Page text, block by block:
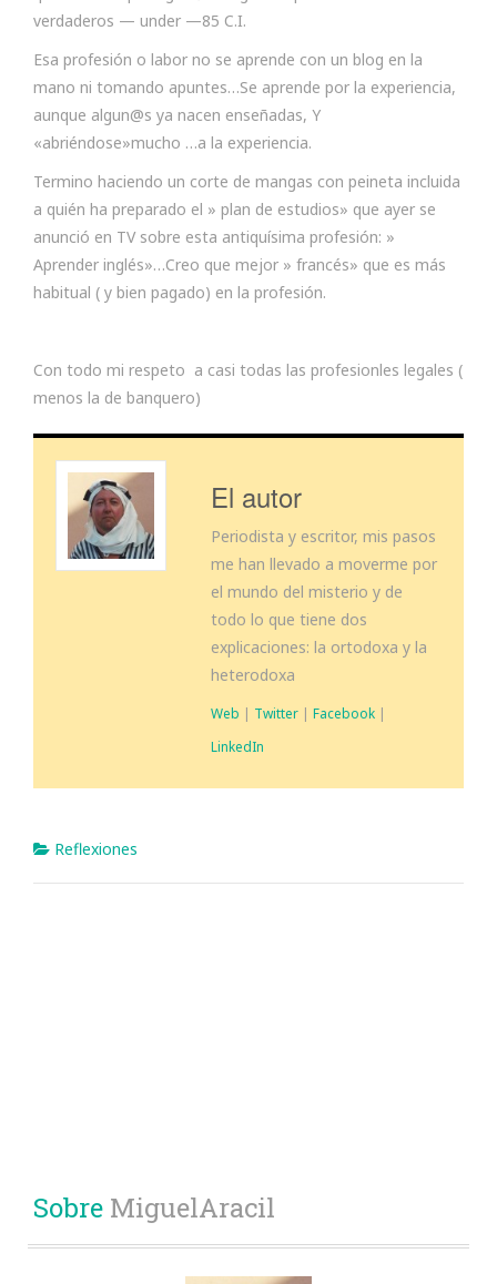
verdaderos — under —85 C.I.
Esa profesión o labor no se aprende con un blog en la
mano ni tomando apuntes…Se aprende por la experiencia,
aunque algun@s ya nacen enseñadas, Y
«abriéndose»mucho …a la experiencia.
Termino haciendo un corte de mangas con peineta incluida
a quién ha preparado el » plan de estudios» que ayer se
anunció en TV sobre esta antiquísima profesión: »
Aprender inglés»…Creo que mejor » francés» que es más
habitual ( y bien pagado) en la profesión.
Con todo mi respeto a casi todas las profesionles legales (
menos la de banquero)
El autor
Periodista y escritor, mis pasos
me han llevado a moverme por
el mundo del misterio y de
todo lo que tiene dos
explicaciones: la ortodoxa y la
heterodoxa
Web | Twitter | Facebook |
LinkedIn
Reflexiones
Sobre MiguelAracil